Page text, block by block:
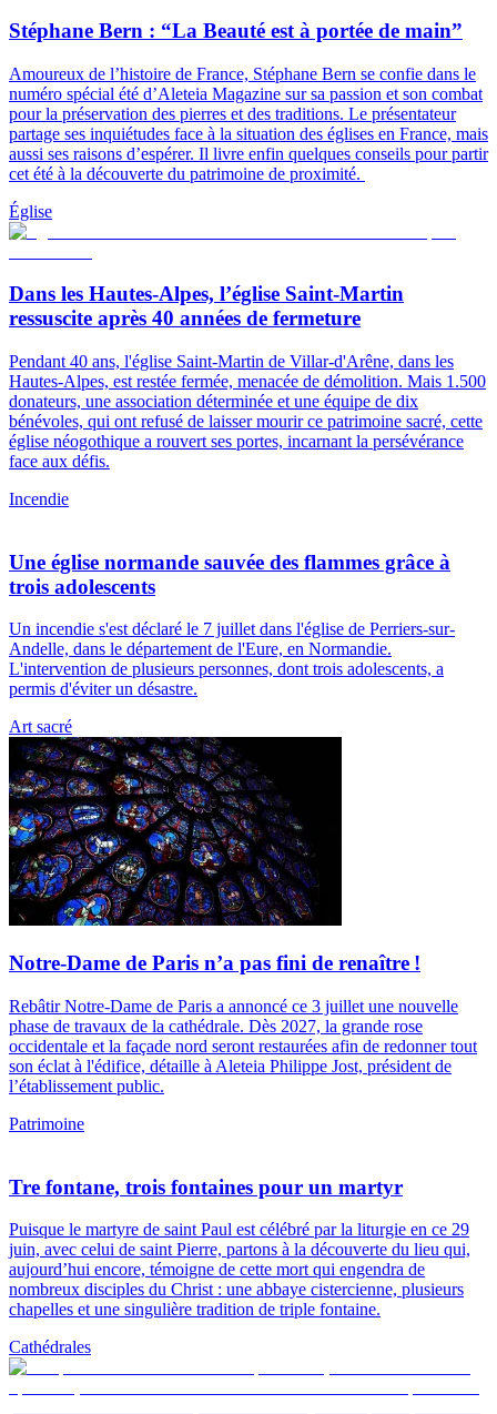
Stéphane Bern : “La Beauté est à portée de main”
Amoureux de l’histoire de France, Stéphane Bern se confie dans le
numéro spécial été d’Aleteia Magazine sur sa passion et son combat
pour la préservation des pierres et des traditions. Le présentateur
partage ses inquiétudes face à la situation des églises en France, mais
aussi ses raisons d’espérer. Il livre enfin quelques conseils pour partir
cet été à la découverte du patrimoine de proximité.
Église
Dans les Hautes-Alpes, l’église Saint-Martin
ressuscite après 40 années de fermeture
Pendant 40 ans, l'église Saint-Martin de Villar-d'Arêne, dans les
Hautes-Alpes, est restée fermée, menacée de démolition. Mais 1.500
donateurs, une association déterminée et une équipe de dix
bénévoles, qui ont refusé de laisser mourir ce patrimoine sacré, cette
église néogothique a rouvert ses portes, incarnant la persévérance
face aux défis.
Incendie
Une église normande sauvée des flammes grâce à
trois adolescents
Un incendie s'est déclaré le 7 juillet dans l'église de Perriers-sur-
Andelle, dans le département de l'Eure, en Normandie.
L'intervention de plusieurs personnes, dont trois adolescents, a
permis d'éviter un désastre.
Art sacré
Notre-Dame de Paris n’a pas fini de renaître !
Rebâtir Notre-Dame de Paris a annoncé ce 3 juillet une nouvelle
phase de travaux de la cathédrale. Dès 2027, la grande rose
occidentale et la façade nord seront restaurées afin de redonner tout
son éclat à l'édifice, détaille à Aleteia Philippe Jost, président de
l’établissement public.
Patrimoine
Tre fontane, trois fontaines pour un martyr
Puisque le martyre de saint Paul est célébré par la liturgie en ce 29
juin, avec celui de saint Pierre, partons à la découverte du lieu qui,
aujourd’hui encore, témoigne de cette mort qui engendra de
nombreux disciples du Christ : une abbaye cistercienne, plusieurs
chapelles et une singulière tradition de triple fontaine.
Cathédrales